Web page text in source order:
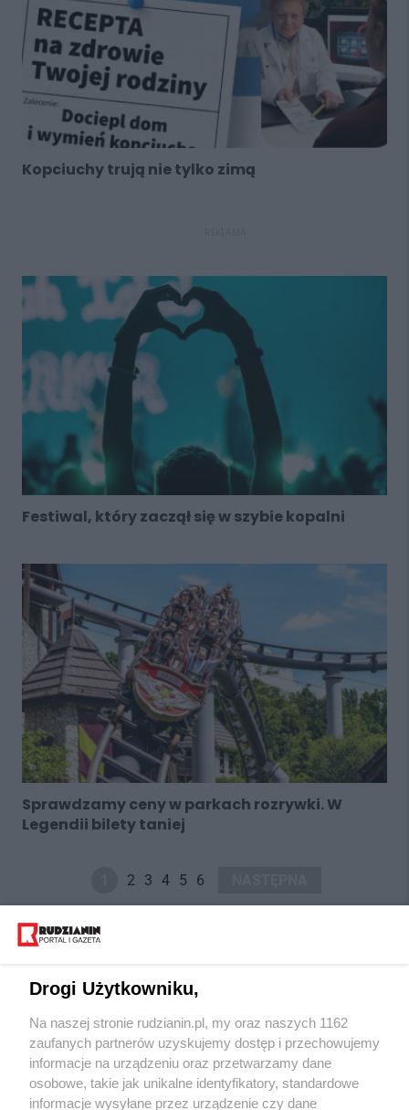
Kopciuchy trują nie tylko zimą
Festiwal, który zaczął się w szybie kopalni
Sprawdzamy ceny w parkach rozrywki. W
Legendii bilety taniej
2 3 4 5 6
Wydawca mediów lokalnych
Drogi Użytkowniku,
Na naszej stronie rudzianin.pl, my oraz naszych 1162
zaufanych partnerów uzyskujemy dostęp i przechowujemy
informacje na urządzeniu oraz przetwarzamy dane
osobowe, takie jak unikalne identyfikatory, standardowe
informacje wysyłane przez urządzenie czy dane